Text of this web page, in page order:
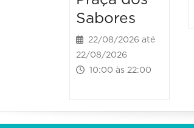
Sabores
22/08/2026 até
22/08/2026
10:00 às 22:00